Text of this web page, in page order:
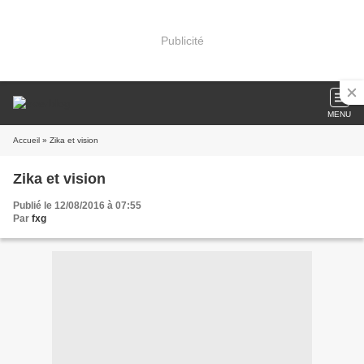
Publicité
MENU
Accueil » Zika et vision
Zika et vision
Publié le 12/08/2016 à 07:55
Par fxg